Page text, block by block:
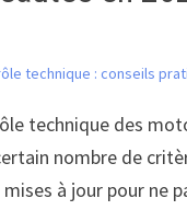
technique : conseils
technique des
nombre de
à jour pour ne